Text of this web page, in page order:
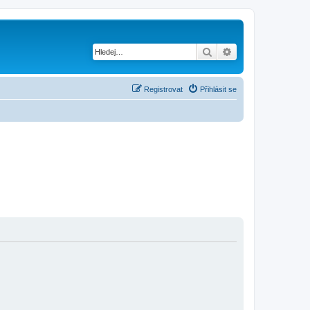
Hledat
Přihlásit se
Registrovat